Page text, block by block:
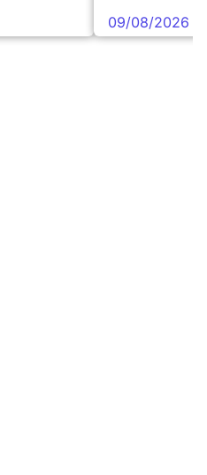
09/08/2026